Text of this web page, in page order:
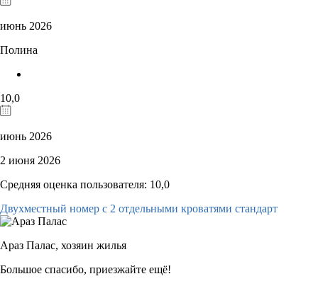
июнь 2026
Полина
10,0
июнь 2026
2 июня 2026
Средняя оценка пользователя: 10,0
Двухместный номер с 2 отдельными кроватями стандарт
Араз Палас, хозяин жилья
Большое спасибо, приезжайте ещё!